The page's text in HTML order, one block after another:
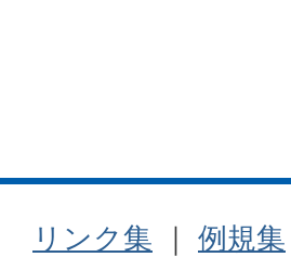
リンク集 ｜ 例規集